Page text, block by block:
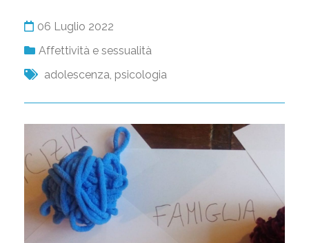
06 Luglio 2022
Affettività e sessualità
adolescenza, psicologia